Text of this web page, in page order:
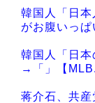
韓国人「日
がお腹いっ
韓国人「日本
→「」【
蒋介石、共